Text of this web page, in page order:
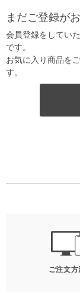
まだご登録が
会員登録をしてい
です。
お気に入り商品を
す。
ご注文方